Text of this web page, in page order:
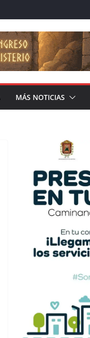
MÁS NOTICIAS